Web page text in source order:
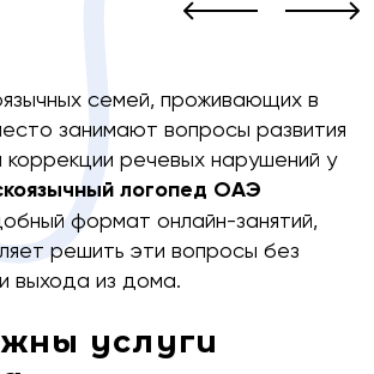
семей, проживающих в
занимают вопросы развития
речевых нарушений у
логопед ОАЭ
формат онлайн-занятий,
решить эти вопросы без
выхода из дома.
услуги